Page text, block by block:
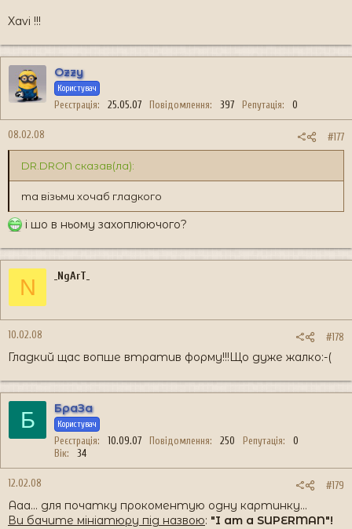
Xavi !!!
Ozzy
Користувач
Реєстрація 25.05.07 Повідомлення 397 Репутація 0
08.02.08 #177
DR.DRON сказав(ла):
та візьми хочаб гладкого
і шо в ньому захоплюючого?
N _NgArT_
10.02.08 #178
Гладкий щас вопше втратив форму!!!Що дуже жалко:-(
Б БраЗа
Користувач
Реєстрація 10.09.07 Повідомлення 250 Репутація
0
Вік
34
12.02.08 #179
Ааа... для початку прокоментую одну картинку...
Ви бачите мініатюру під назвою: "I am a SUPERMAN"!